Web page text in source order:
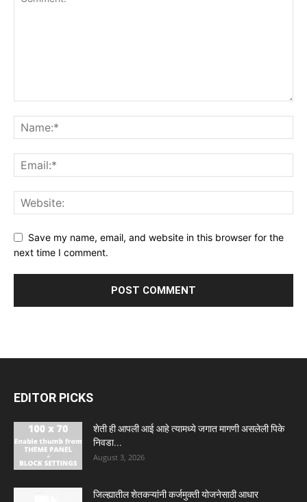
Save my name, email, and website in this browser for the
next time I comment.
EDITOR PICKS
शेती ही आपली आई आहे त्यामध्ये जगात मागणी असलेली पिके
निवडा...
August 3, 2026
जिल्ह्यातील शेतकऱ्यांनी कर्जमुक्ती योजनेसाठी आधार